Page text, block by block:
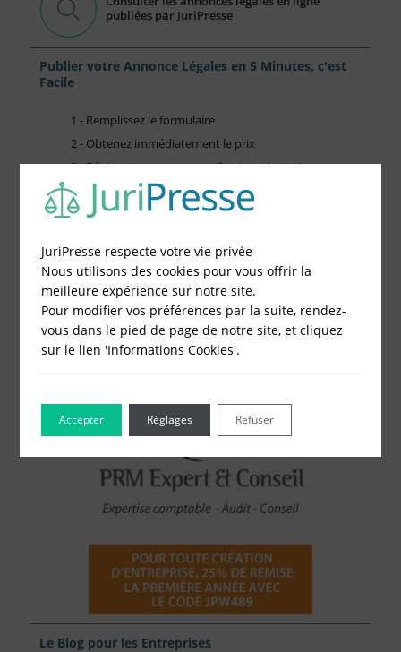
publiées par JuriPresse
Publier votre Annonce Légales en 5 Minutes, c'est
Facile
1 - Remplissez le formulaire
2 - Obtenez immédiatement le prix
3 - Réglez et recevez par mail votre attestation
Choisissez votre formulaire :
Modification de société
Fonds de Commerce
Cessation d'activité
Le Blog pour les Entreprises
JuriPresse respecte votre vie privée
Nous utilisons des cookies pour vous offrir la
meilleure expérience sur notre site.
Pour modifier vos préférences par la suite, rendez-
vous dans le pied de page de notre site, et cliquez
sur le lien 'Informations Cookies'.
Accepter Refuser
Réglages